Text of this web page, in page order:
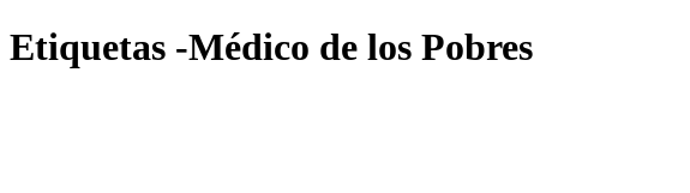
Etiquetas -Médico de los Pobres